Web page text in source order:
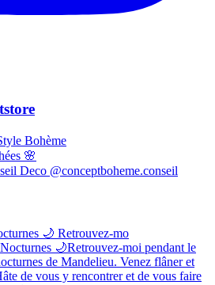
Bohème
🌸
Deco @conceptboheme.conseil
🌙 Retrouvez-mo